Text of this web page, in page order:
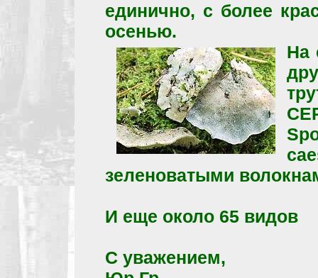
единично, с более
осенью.
На
зеленоватыми
И еще около 65 видов
С уважением,